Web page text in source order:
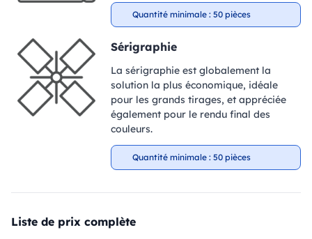
Quantité minimale : 50 pièces
Sérigraphie
La sérigraphie est globalement la
solution la plus économique, idéale
pour les grands tirages, et appréciée
également pour le rendu final des
couleurs.
Quantité minimale : 50 pièces
Liste de prix complète